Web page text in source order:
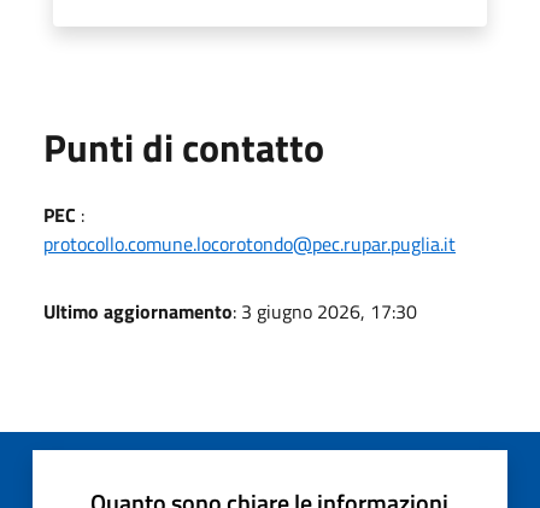
Punti di contatto
PEC :
protocollo.comune.locorotondo@pec.rupar.puglia.it
Ultimo aggiornamento: 3 giugno 2026, 17:30